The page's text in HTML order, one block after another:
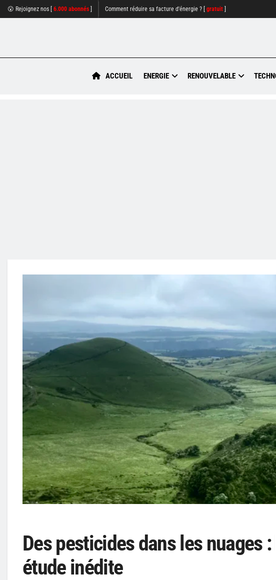
😮 Rejoignez nos [ 6.000 abonnés Comment réduire sa facture d'énergie ? [ gratuit
ACCUEIL ENERGIE RENOUVELABLE
Des pesticides dans les nuages :
étude inédite